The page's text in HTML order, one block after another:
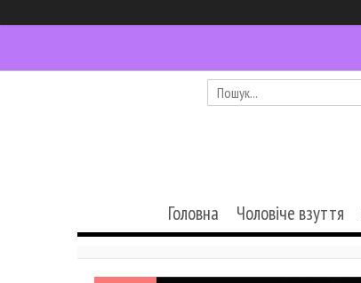
Головна Чоловіче взуття